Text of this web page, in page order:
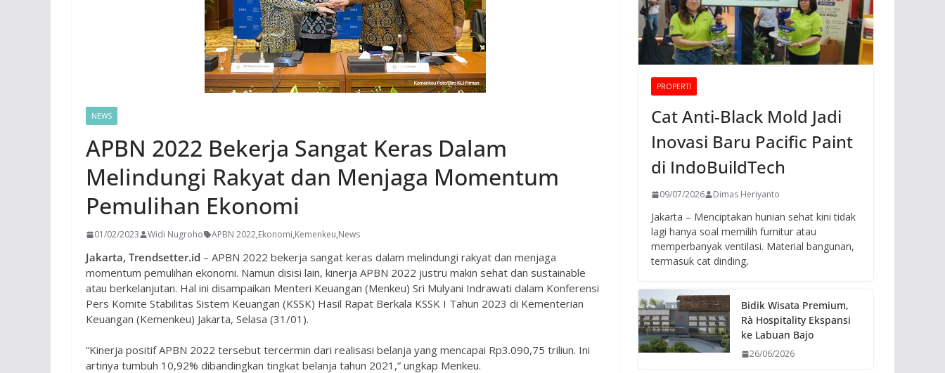
NEWS
APBN 2022 Bekerja Sangat Keras Dalam
Melindungi Rakyat dan Menjaga Momentum
Pemulihan Ekonomi
01/02/2023 Widi Nugroho APBN 2022,Ekonomi,Kemenkeu,News
Jakarta, Trendsetter.id – APBN 2022 bekerja sangat keras dalam melindungi rakyat dan menjaga
momentum pemulihan ekonomi. Namun disisi lain, kinerja APBN 2022 justru makin sehat dan sustainable
atau berkelanjutan. Hal ini disampaikan Menteri Keuangan (Menkeu) Sri Mulyani Indrawati dalam Konferensi
Pers Komite Stabilitas Sistem Keuangan (KSSK) Hasil Rapat Berkala KSSK I Tahun 2023 di Kementerian
Keuangan (Kemenkeu) Jakarta, Selasa (31/01).
“Kinerja positif APBN 2022 tersebut tercermin dari realisasi belanja yang mencapai Rp3.090,75 triliun. Ini
artinya tumbuh 10,92% dibandingkan tingkat belanja tahun 2021,” ungkap Menkeu.
PROPERTI
Cat Anti-Black Mold Jadi
Inovasi Baru Pacific Paint
di IndoBuildTech
09/07/2026 Dimas Heriyanto
Jakarta – Menciptakan hunian sehat kini tidak
lagi hanya soal memilih furnitur atau
memperbanyak ventilasi. Material bangunan,
termasuk cat dinding,
Bidik Wisata Premium,
Rà Hospitality Ekspansi
ke Labuan Bajo
26/06/2026